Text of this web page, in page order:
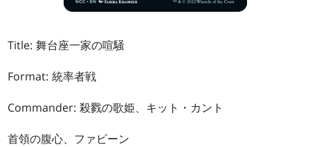
Title: 舞台座一家の喧騒
Format: 統率者戦
Commander: 殺戮の歌姫、キット・カント
首領の腹心、ファビーン